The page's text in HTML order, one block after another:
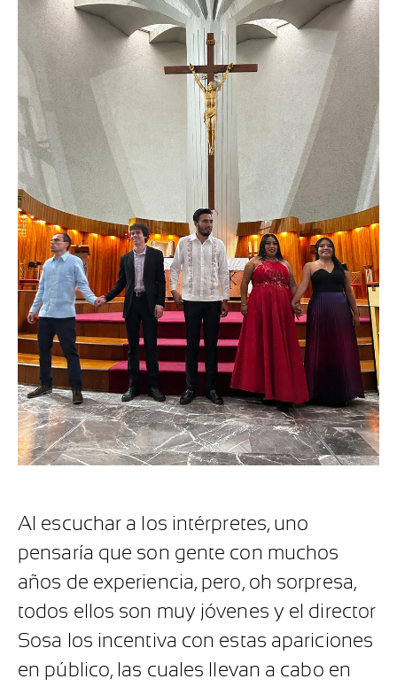
Al escuchar a los intérpretes, uno
pensaría que son gente con muchos
años de experiencia, pero, oh sorpresa,
todos ellos son muy jóvenes y el director
Sosa los incentiva con estas apariciones
en público, las cuales llevan a cabo en